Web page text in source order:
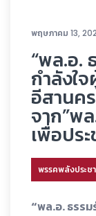
พฤษภาคม 13,
“พล.อ.
กำลังใ
อีสานค
จาก”พ
เพื่อปร
พรรคพลังประช
“พล.อ. ธรรม